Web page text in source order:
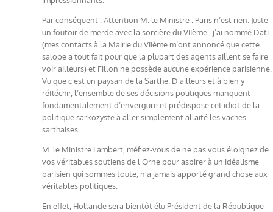
Par conséquent : Attention M. le Ministre : Paris n’est rien. Juste
un foutoir de merde avec la sorcière du VIIème , j’ai nommé Dati
(mes contacts à la Mairie du VIIème m’ont annoncé que cette
salope a tout fait pour que la plupart des agents aillent se faire
voir ailleurs) et Fillon ne possède aucune expérience parisienne.
Vu que c’est un paysan de la Sarthe. D’ailleurs et à bien y
réfléchir, l’ensemble de ses décisions politiques manquent
fondamentalement d’envergure et prédispose cet idiot de la
politique sarkozyste à aller simplement allaité les vaches
sarthaises.
M. le Ministre Lambert, méfiez-vous de ne pas vous éloignez de
vos véritables soutiens de l’Orne pour aspirer à un idéalisme
parisien qui sommes toute, n’a jamais apporté grand chose aux
véritables politiques.
En effet, Hollande sera bientôt élu Président de la République